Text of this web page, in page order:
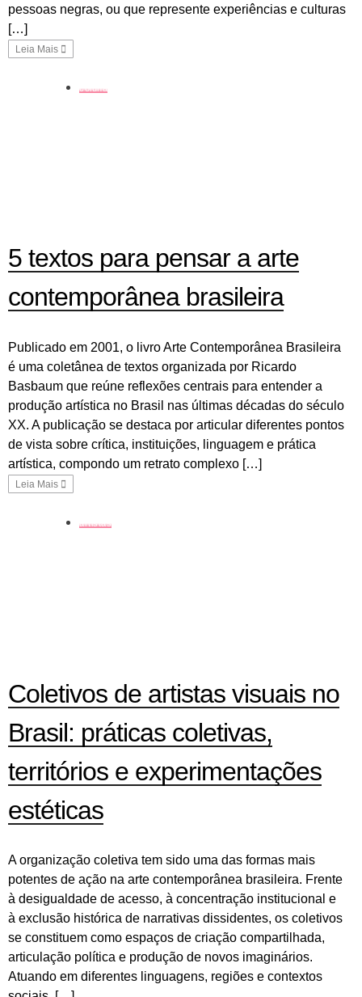
pessoas negras, ou que represente experiências e culturas
[…]
Leia Mais
coluna
5 textos para pensar a arte
contemporânea brasileira
Publicado em 2001, o livro Arte Contemporânea Brasileira
é uma coletânea de textos organizada por Ricardo
Basbaum que reúne reflexões centrais para entender a
produção artística no Brasil nas últimas décadas do século
XX. A publicação se destaca por articular diferentes pontos
de vista sobre crítica, instituições, linguagem e prática
artística, compondo um retrato complexo […]
Leia Mais
artistas
Coletivos de artistas visuais no
Brasil: práticas coletivas,
territórios e experimentações
estéticas
A organização coletiva tem sido uma das formas mais
potentes de ação na arte contemporânea brasileira. Frente
à desigualdade de acesso, à concentração institucional e
à exclusão histórica de narrativas dissidentes, os coletivos
se constituem como espaços de criação compartilhada,
articulação política e produção de novos imaginários.
Atuando em diferentes linguagens, regiões e contextos